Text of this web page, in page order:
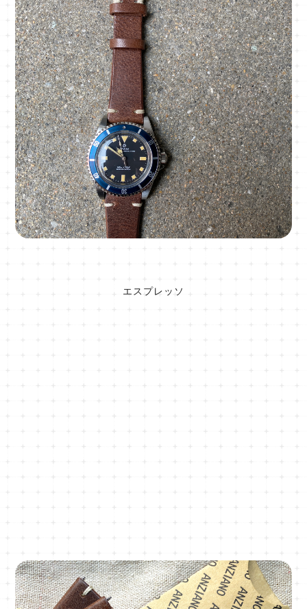
エスプレッソ